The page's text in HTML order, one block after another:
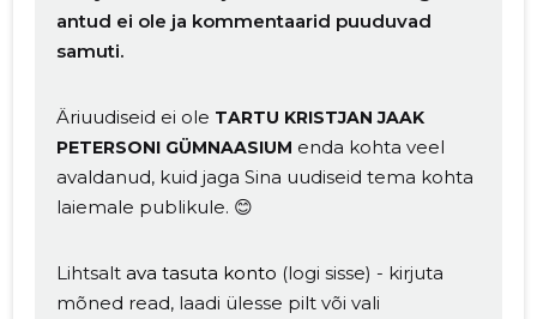
antud ei ole ja kommentaarid puuduvad
samuti.
Äriuudiseid ei ole TARTU KRISTJAN JAAK
PETERSONI GÜMNAASIUM enda kohta veel
avaldanud, kuid jaga Sina uudiseid tema kohta
laiemale publikule. 😊
Lihtsalt ava tasuta konto (logi sisse) - kirjuta
mõned read, laadi ülesse pilt või vali